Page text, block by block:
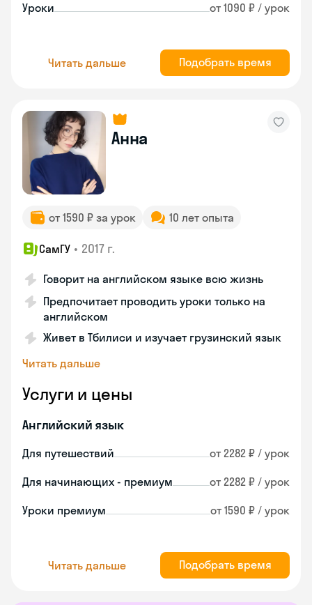
Уроки от 1090 ₽ / урок
Читать дальше Подобрать время
Анна
от 1590 ₽ за урок 10 лет опыта
СамГУ • 2017 г.
Говорит на английском языке всю жизнь
Предпочитает проводить уроки только на
английском
Живет в Тбилиси и изучает грузинский язык
Читать дальше
Услуги и цены
Английский язык
Для путешествий от 2282 ₽ / урок
Для начинающих - премиум от 2282 ₽ / урок
Уроки премиум от 1590 ₽ / урок
Читать дальше Подобрать время